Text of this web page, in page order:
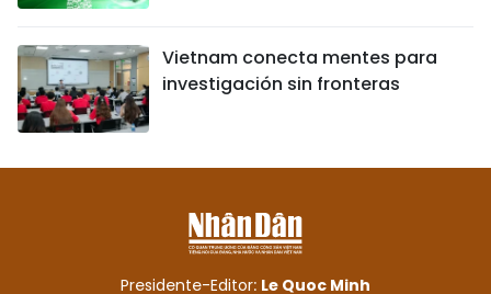
Vietnam conecta mentes para
investigación sin fronteras
Presidente-Editor: Le Quoc Minh